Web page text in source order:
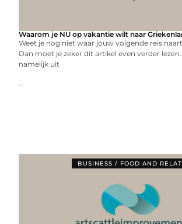
Waarom je NU op vakantie wilt naar
Weet je nog niet waar jouw volgende reis
Dan moet je zeker dit artikel even verder
namelijk uit
...
BUSINESS / FOOD AND